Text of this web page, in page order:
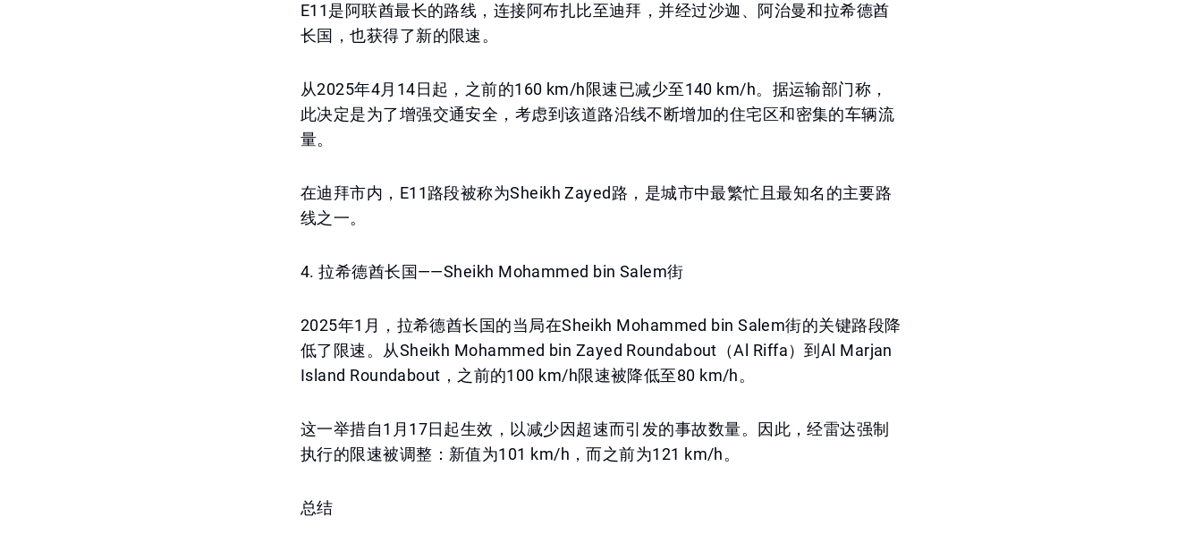
E11是阿联酋最长的路线，连接阿布扎比至迪拜，并经过沙迦、阿治曼和拉希德酋
长国，也获得了新的限速。
从2025年4月14日起，之前的160 km/h限速已减少至140 km/h。据运输部门称，
此决定是为了增强交通安全，考虑到该道路沿线不断增加的住宅区和密集的车辆流
量。
在迪拜市内，E11路段被称为Sheikh Zayed路，是城市中最繁忙且最知名的主要路
线之一。
4. 拉希德酋长国——Sheikh Mohammed bin Salem街
2025年1月，拉希德酋长国的当局在Sheikh Mohammed bin Salem街的关键路段降
低了限速。从Sheikh Mohammed bin Zayed Roundabout（Al Riffa）到Al Marjan
Island Roundabout，之前的100 km/h限速被降低至80 km/h。
这一举措自1月17日起生效，以减少因超速而引发的事故数量。因此，经雷达强制
执行的限速被调整：新值为101 km/h，而之前为121 km/h。
总结